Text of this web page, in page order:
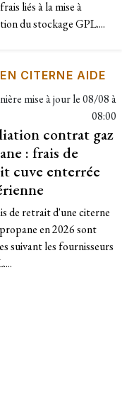
liés à la mise à
du stockage GPL....
CITERNE AIDE
mise à jour le08/08 à
08:00
contrat gaz
: frais de
cuve enterrée
de retrait d'une citerne
en 2026 sont
suivant les fournisseurs